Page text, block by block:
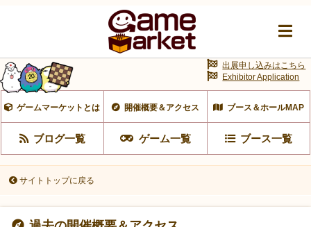
ゲームマーケットとは 開催概要＆アクセス ブース＆ホールMAP
ブログ一覧 ゲーム一覧 ブース一覧
出展申し込みはこちら
Exhibitor Application
サイトトップに戻る